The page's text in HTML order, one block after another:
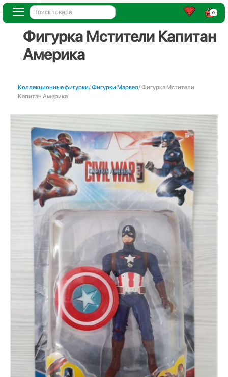
0
Фигурка Мстители Капитан
Америка
Коллекционные фигурки/Фигурки Марвел/ Фигурка Мстители
Капитан Америка